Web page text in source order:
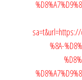
%8A-